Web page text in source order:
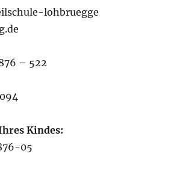
lohbruegge
– 522
Kindes:
05